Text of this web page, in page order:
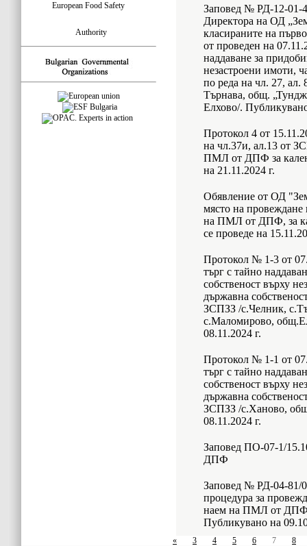
European Food Safety
Authority
Заповед № РД-12-01-
Директора на ОД
класираните на
от проведен на
наддаване за
незастроени имоти,
по реда на чл. 27,
Търнава, общ.
Елхово/.
Протокол 4 от
на чл.37и, ал.13 от
ПМЛ от ДПФ за
на 21.11.2024 г.
Обявление от ОД
място на провеждане
на ПМЛ от ДПФ, за
се проведе на
Протокол № 1-3 от
търг с тайно
собственост върху
държавна
ЗСПЗЗ /с.Челник,
с.Маломирово,
08.11.2024 г.
Протокол № 1-1 от
търг с тайно
собственост върху
държавна
ЗСПЗЗ /с.Ханово,
08.11.2024 г.
Заповед ПО-07-1/
ДПФ
Заповед № РД-04-81/
процедура за
наем на ПМЛ от ДПФ
Публикувано на
« 3 4 5 6 7 8